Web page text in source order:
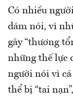
Có nhiều
dám nói, vì
gây “thương
những thế lực
người nói vì cá
thể bị “tai